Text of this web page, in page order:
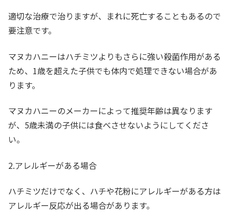
適切な治療で治りますが、まれに死亡することもあるので
要注意です。
マヌカハニーはハチミツよりもさらに強い殺菌作用がある
ため、1歳を超えた子供でも体内で処理できない場合があ
ります。
マヌカハニーのメーカーによって推奨年齢は異なります
が、5歳未満の子供には食べさせないようにしてくださ
い。
2.アレルギーがある場合
ハチミツだけでなく、ハチや花粉にアレルギーがある方は
アレルギー反応が出る場合があります。